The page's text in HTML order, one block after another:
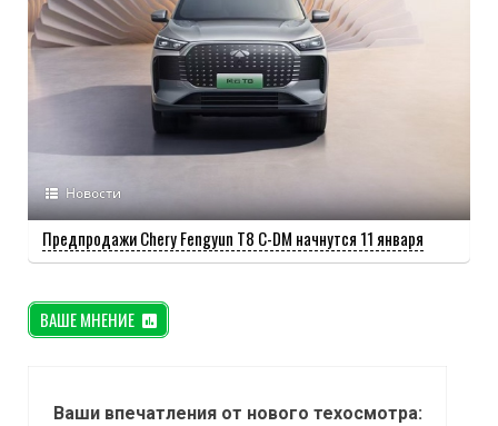
Новости
Предпродажи Chery Fengyun T8 C-DM начнутся 11 января
ВАШЕ МНЕНИЕ
Ваши впечатления от нового техосмотра: